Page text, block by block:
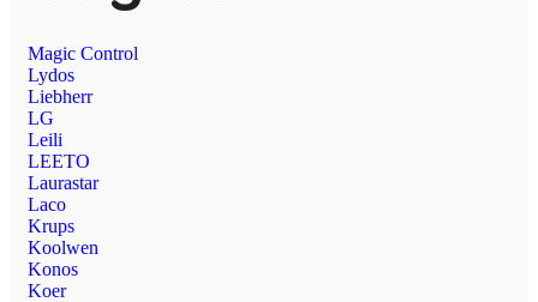
Magic Control
Lydos
Liebherr
LG
Leili
LEETO
Laurastar
Laco
Krups
Koolwen
Konos
Koer